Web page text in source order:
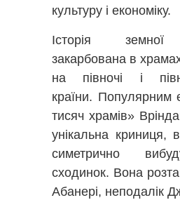
культуру і економіку.
Історія земної
закарбована в
на півночі і
країни. Популярним
тисяч храмів»
унікальна криниця,
симетрично
сходинок. Вона
Абанері, неподалік